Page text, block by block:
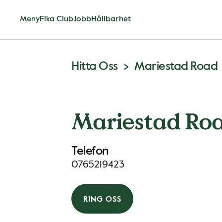
MenyFika ClubJobbHållbarhet
Hitta Oss Mariestad Road
Mariestad
Telefon
0765219423
RING OSS